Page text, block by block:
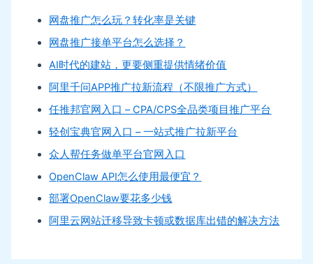
网盘推广怎么玩？转化率是关键
网盘推广接单平台怎么选择？
AI时代的建站，更要侧重提供情绪价值
阿里千问APP推广拉新流程（不限推广方式）
任推邦官网入口 – CPA/CPS全品类项目推广平台
轻创宝典官网入口 – 一站式推广拉新平台
众人帮任务做单平台官网入口
OpenClaw API怎么使用最便宜？
部署OpenClaw要花多少钱
阿里云网站迁移导致卡顿或数据库出错的解决方法